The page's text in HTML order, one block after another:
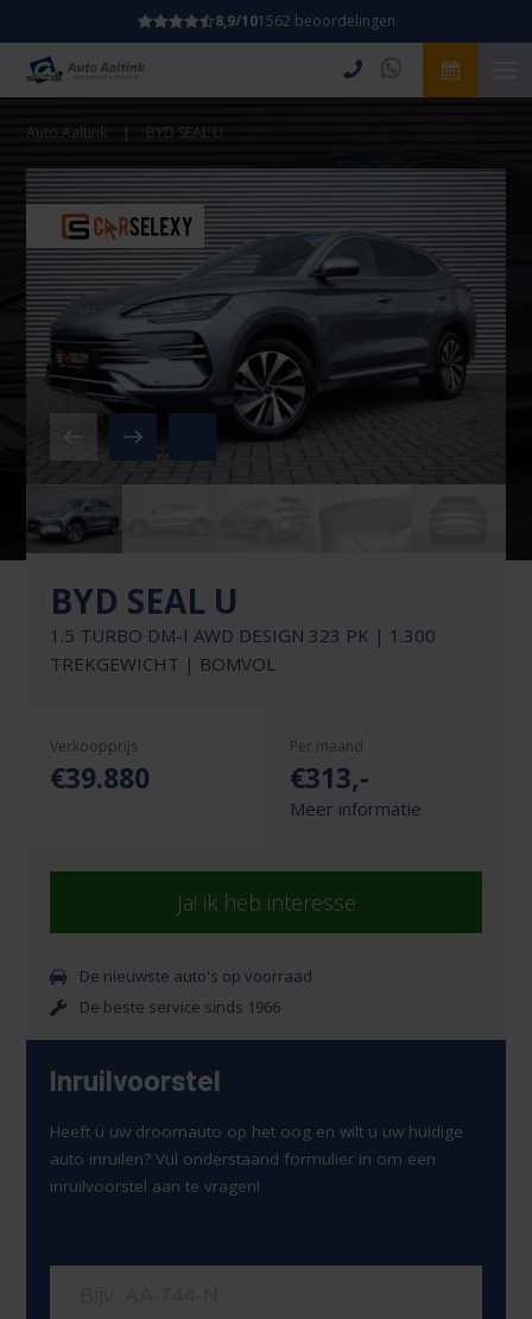
8,9/101562 beoordelingen
Auto Aaltink | BYD SEAL U
BYD SEAL U
1.5 TURBO DM-I AWD DESIGN 323 PK | 1.300
TREKGEWICHT | BOMVOL
Verkoopprijs
€39.880
Per maand
€313,-
Meer informatie
Ja! ik heb interesse
De nieuwste auto's op voorraad
De beste service sinds 1966
Inruilvoorstel
Heeft u uw droomauto op het oog en wilt u uw huidige
auto inruilen? Vul onderstaand formulier in om een
inruilvoorstel aan te vragen!